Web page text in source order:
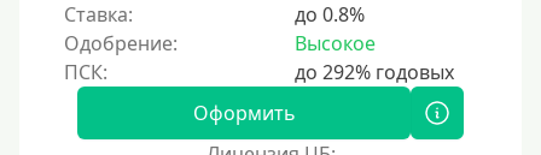
На Новый Год
Для исправления кредитной истории
На погашение других займов
До зарплаты
Ставка:
до 0.8%
Одобрение:
Высокое
Оформить